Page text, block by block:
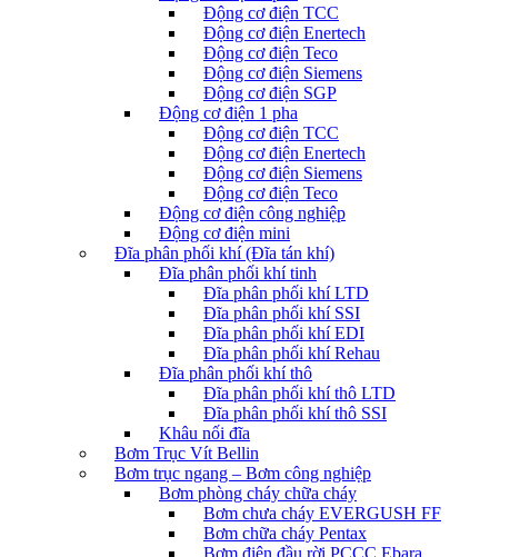
Động cơ điện TCC
Động cơ điện Enertech
Động cơ điện Teco
Động cơ điện Siemens
Động cơ điện SGP
Động cơ điện 1 pha
Động cơ điện TCC
Động cơ điện Enertech
Động cơ điện Siemens
Động cơ điện Teco
Động cơ điện công nghiệp
Động cơ điện mini
Đĩa phân phối khí (Đĩa tán khí)
Đĩa phân phối khí tinh
Đĩa phân phối khí LTD
Đĩa phân phối khí SSI
Đĩa phân phối khí EDI
Đĩa phân phối khí Rehau
Đĩa phân phối khí thô
Đĩa phân phối khí thô LTD
Đĩa phân phối khí thô SSI
Khâu nối đĩa
Bơm Trục Vít Bellin
Bơm trục ngang – Bơm công nghiệp
Bơm phòng cháy chữa cháy
Bơm chưa cháy EVERGUSH FF
Bơm chữa cháy Pentax
Bơm điện đầu rời PCCC Ebara